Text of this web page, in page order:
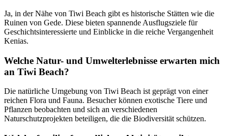
Ja, in der Nähe von Tiwi Beach gibt es historische Stätten wie die
Ruinen von Gede. Diese bieten spannende Ausflugsziele für
Geschichtsinteressierte und Einblicke in die reiche Vergangenheit
Kenias.
Welche Natur- und Umwelterlebnisse erwarten mich
an Tiwi Beach?
Die natürliche Umgebung von Tiwi Beach ist geprägt von einer
reichen Flora und Fauna. Besucher können exotische Tiere und
Pflanzen beobachten und sich an verschiedenen
Naturschutzprojekten beteiligen, die die Biodiversität schützen.